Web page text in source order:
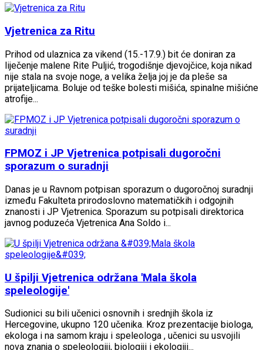
Vjetrenica za Ritu
Prihod od ulaznica za vikend (15.-17.9.) bit će doniran za
liječenje malene Rite Puljić, trogodišnje djevojčice, koja nikad
nije stala na svoje noge, a velika želja joj je da pleše sa
prijateljicama. Boluje od teške bolesti mišića, spinalne mišićne
atrofije...
FPMOZ i JP Vjetrenica potpisali dugoročni
sporazum o suradnji
Danas je u Ravnom potpisan sporazum o dugoročnoj suradnji
između Fakulteta prirodoslovno matematičkih i odgojnih
znanosti i JP Vjetrenica. Sporazum su potpisali direktorica
javnog poduzeća Vjetrenica Ana Soldo i...
U špilji Vjetrenica održana 'Mala škola
speleologije'
Sudionici su bili učenici osnovnih i srednjih škola iz
Hercegovine, ukupno 120 učenika. Kroz prezentacije biologa,
ekologa i na samom kraju i speleologa , učenici su usvojili
nova znanja o speleologiji, biologiji i ekologiji...